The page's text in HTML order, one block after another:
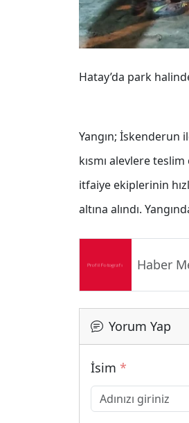
Hatay’da park
Yangın; İskenderun
kısmı alevlere
itfaiye ekiplerinin
altına alındı.
Haber
Yorum Yap
İsim *